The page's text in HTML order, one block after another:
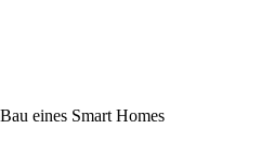
eines Smart Homes